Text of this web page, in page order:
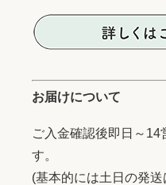
お届けについて
ご入金確認後即日～14
す。
(基本的には土日の発